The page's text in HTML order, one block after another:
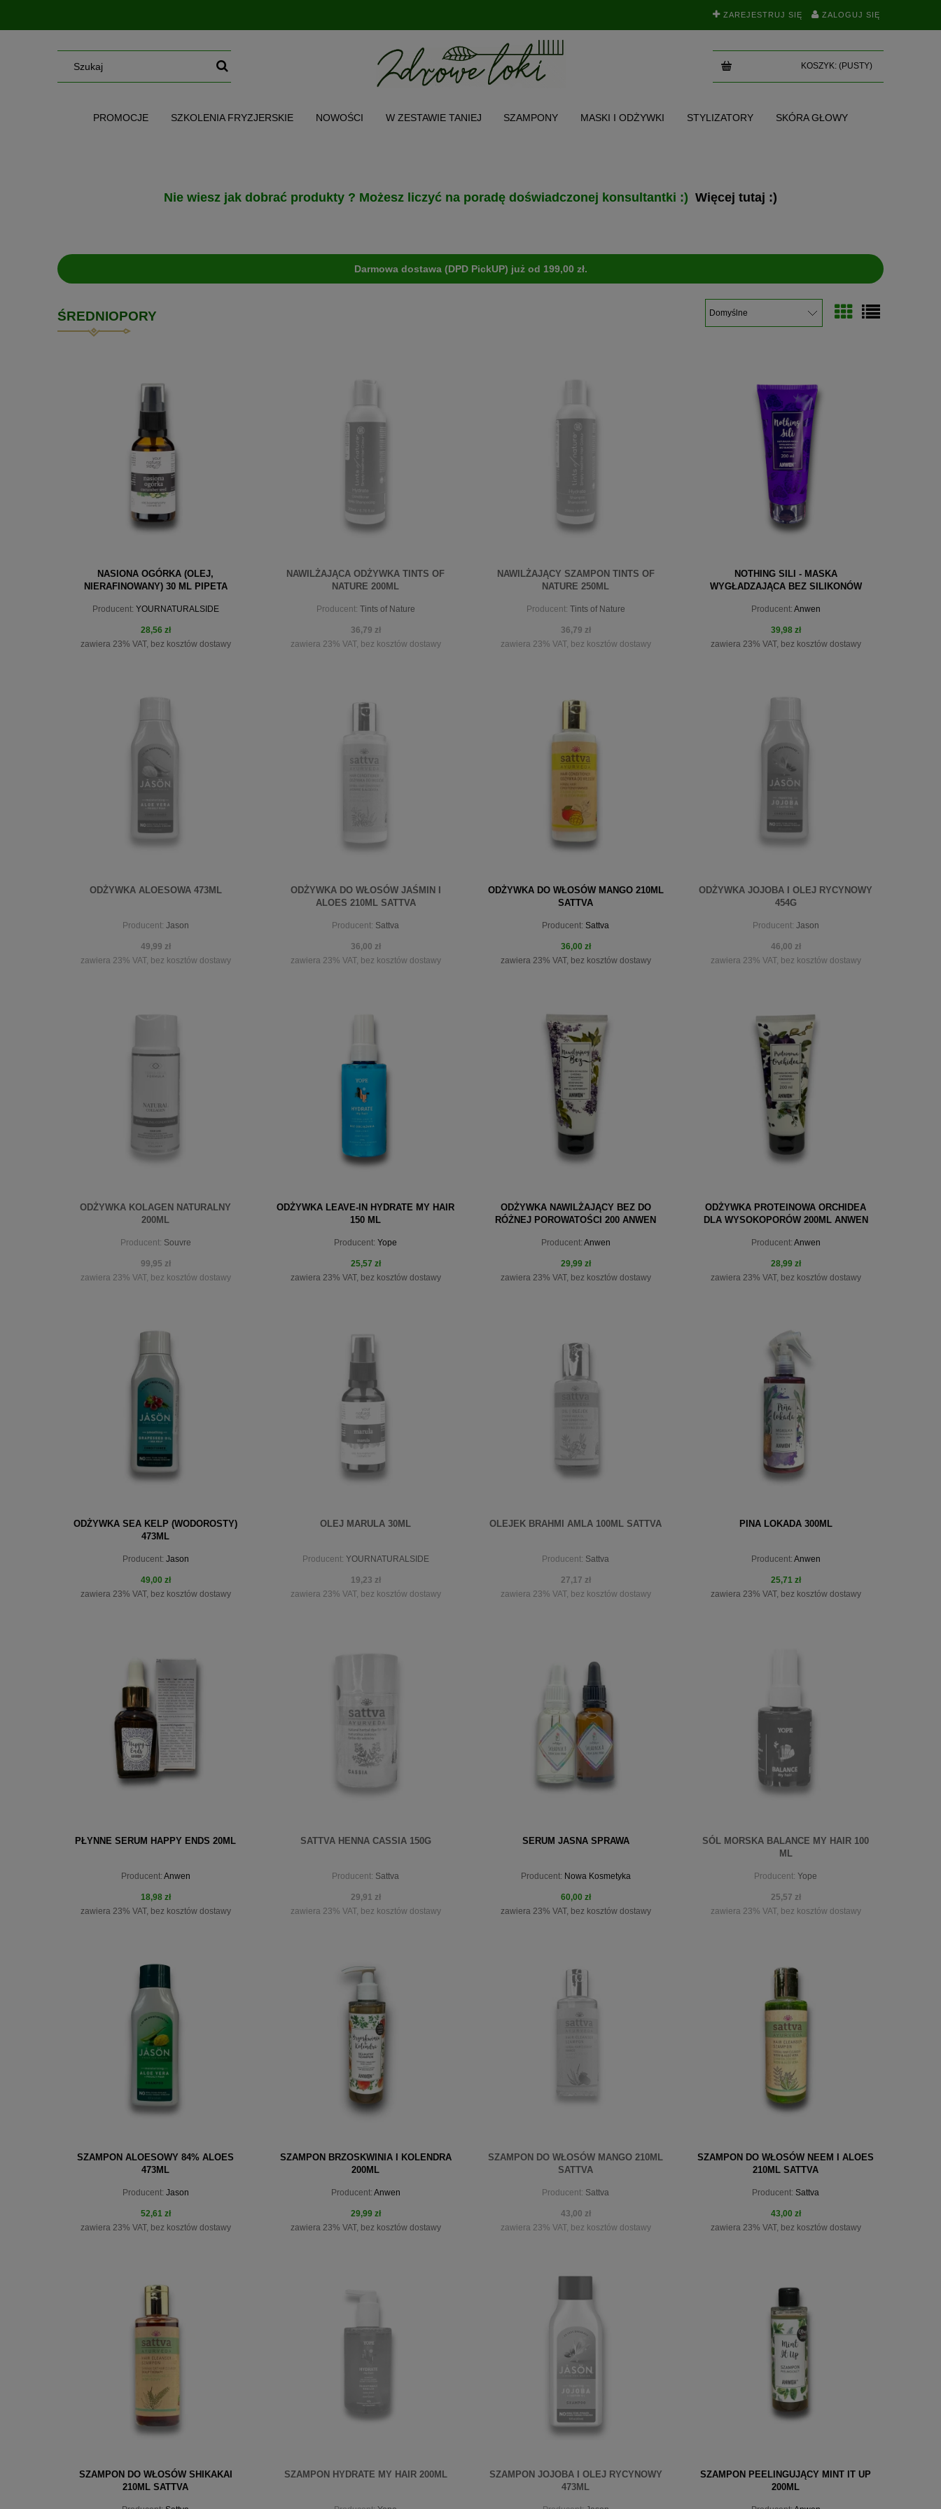
ZAREJESTRUJ SIĘ ZALOGUJ SIĘ
KOSZYK: (PUSTY)
PROMOCJE SZKOLENIA FRYZJERSKIE NOWOŚCI W ZESTAWIE TANIEJ SZAMPONY MASKI I ODŻYWKI STYLIZATORY SKÓRA GŁOWY
Nie wiesz jak dobrać produkty ? Możesz liczyć na poradę doświadczonej konsultantki :) Więcej tutaj :)
Darmowa dostawa (DPD PickUP) już od 199,00 zł.
ŚREDNIOPORY
NASIONA OGÓRKA (OLEJ,
NIERAFINOWANY) 30 ML PIPETA
Producent: YOURNATURALSIDE
28,56 zł
zawiera 23% VAT, bez kosztów dostawy
NAWILŻAJĄCA ODŻYWKA TINTS OF
NATURE 200ML
Producent: Tints of Nature
36,79 zł
zawiera 23% VAT, bez kosztów dostawy
powiadom o dostępności
NAWILŻAJĄCY SZAMPON TINTS OF
NATURE 250ML
Producent: Tints of Nature
36,79 zł
zawiera 23% VAT, bez kosztów dostawy
powiadom o dostępności
NOTHING SILI - MASKA
WYGŁADZAJĄCA BEZ SILIKONÓW
Producent: Anwen
39,98 zł
zawiera 23% VAT, bez kosztów dostawy
ODŻYWKA ALOESOWA 473ML
Producent: Jason
49,99 zł
zawiera 23% VAT, bez kosztów dostawy
ODŻYWKA DO WŁOSÓW JAŚMIN I
ALOES 210ML SATTVA
Producent: Sattva
36,00 zł
zawiera 23% VAT, bez kosztów dostawy
ODŻYWKA DO WŁOSÓW MANGO 210ML
SATTVA
Producent: Sattva
36,00 zł
zawiera 23% VAT, bez kosztów dostawy
do koszyka
ODŻYWKA JOJOBA I OLEJ RYCYNOWY
454G
Producent: Jason
46,00 zł
zawiera 23% VAT, bez kosztów dostawy
powiadom o dostępności
ODŻYWKA KOLAGEN NATURALNY
200ML
Producent: Souvre
99,95 zł
zawiera 23% VAT, bez kosztów dostawy
ODŻYWKA LEAVE-IN HYDRATE MY HAIR
150 ML
Producent: Yope
25,57 zł
zawiera 23% VAT, bez kosztów dostawy
ODŻYWKA NAWILŻAJĄCY BEZ DO
RÓŻNEJ POROWATOŚCI 200 ANWEN
Producent: Anwen
29,99 zł
zawiera 23% VAT, bez kosztów dostawy
do koszyka
ODŻYWKA PROTEINOWA ORCHIDEA
DLA WYSOKOPORÓW 200ML ANWEN
Producent: Anwen
28,99 zł
zawiera 23% VAT, bez kosztów dostawy
do koszyka
ODŻYWKA SEA KELP (WODOROSTY)
473ML
Producent: Jason
49,00 zł
zawiera 23% VAT, bez kosztów dostawy
do koszyka
OLEJ MARULA 30ML
Producent: YOURNATURALSIDE
19,23 zł
zawiera 23% VAT, bez kosztów dostawy
OLEJEK BRAHMI AMLA 100ML SATTVA
Producent: Sattva
27,17 zł
zawiera 23% VAT, bez kosztów dostawy
powiadom o dostępności
PINA LOKADA 300ML
Producent: Anwen
25,71 zł
zawiera 23% VAT, bez kosztów dostawy
PŁYNNE SERUM HAPPY ENDS 20ML
Producent: Anwen
18,98 zł
zawiera 23% VAT, bez kosztów dostawy
do koszyka
SATTVA HENNA CASSIA 150G
Producent: Sattva
29,91 zł
zawiera 23% VAT, bez kosztów dostawy
powiadom o dostępności
SERUM JASNA SPRAWA
Producent: Nowa Kosmetyka
60,00 zł
zawiera 23% VAT, bez kosztów dostawy
do koszyka
SÓL MORSKA BALANCE MY HAIR 100
ML
Producent: Yope
25,57 zł
zawiera 23% VAT, bez kosztów dostawy
powiadom o dostępności
SZAMPON ALOESOWY 84% ALOES
473ML
Producent: Jason
52,61 zł
zawiera 23% VAT, bez kosztów dostawy
powiadom o dostępności
SZAMPON BRZOSKWINIA I KOLENDRA
200ML
Producent: Anwen
29,99 zł
zawiera 23% VAT, bez kosztów dostawy
SZAMPON DO WŁOSÓW MANGO 210ML
SATTVA
Producent: Sattva
43,00 zł
zawiera 23% VAT, bez kosztów dostawy
powiadom o dostępności
SZAMPON DO WŁOSÓW NEEM I ALOES
210ML SATTVA
Producent: Sattva
43,00 zł
zawiera 23% VAT, bez kosztów dostawy
SZAMPON DO WŁOSÓW SHIKAKAI
210ML SATTVA
SZAMPON HYDRATE MY HAIR 200ML
SZAMPON JOJOBA I OLEJ RYCYNOWY
473ML
SZAMPON PEELINGUJĄCY MINT IT UP
200ML